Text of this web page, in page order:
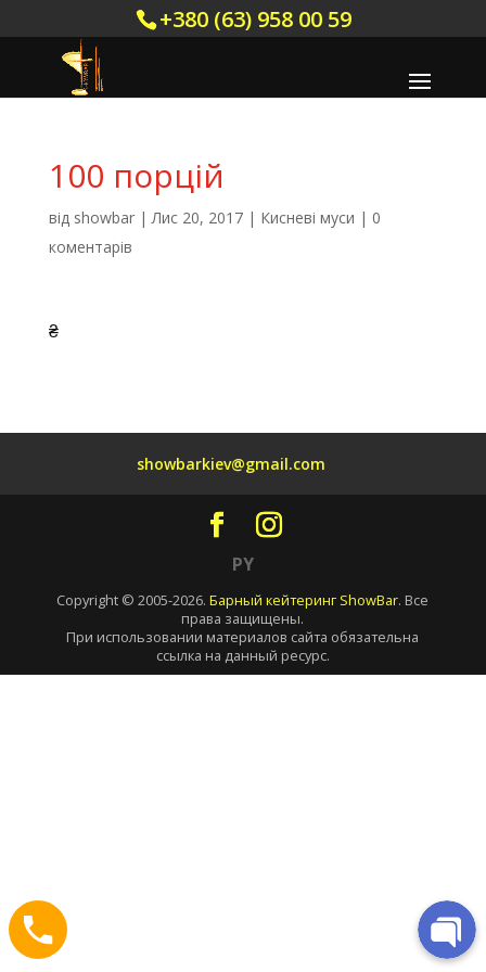
+380 (63) 958 00 59
100 порцій
від showbar|Лис 20, 2017| Кисневі муси | 0
коментарів
₴
showbarkiev@gmail.com
PY
Copyright © 2005-2026.Барный кейтеринг ShowBar. Все
права защищены.
При использовании материалов сайта обязательна
ссылка на данный ресурс.